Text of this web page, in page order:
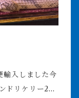
輸入しました今
ドリケリー24